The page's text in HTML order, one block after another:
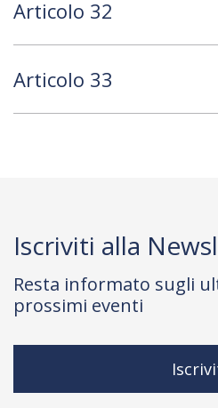
Articolo 32
Articolo 33
Iscriviti alla
Resta informato sugli
prossimi eventi